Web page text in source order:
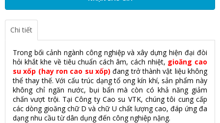
Chi tiết
Trong bối cảnh ngành công nghiệp và xây dựng hiện đại đòi
hỏi khắt khe về tiêu chuẩn cách âm, cách nhiệt, gioăng cao
su xốp (hay ron cao su xốp) đang trở thành vật liệu không
thể thay thế. Với cấu trúc dạng tổ ong kín khí, sản phẩm này
không chỉ ngăn nước, bụi bẩn mà còn có khả năng giảm
chấn vượt trội. Tại Công ty Cao su VTK, chúng tôi cung cấp
các dòng gioăng chữ D và chữ U chất lượng cao, đáp ứng đa
dạng nhu cầu từ dân dụng đến công nghiệp nặng.